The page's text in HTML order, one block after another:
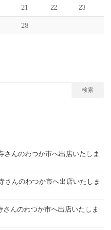
21 22 23
28
検索
さんのわつか市へ出店いたしま
さんのわつか市へ出店いたしま
さんのわつか市へ出店いたしま